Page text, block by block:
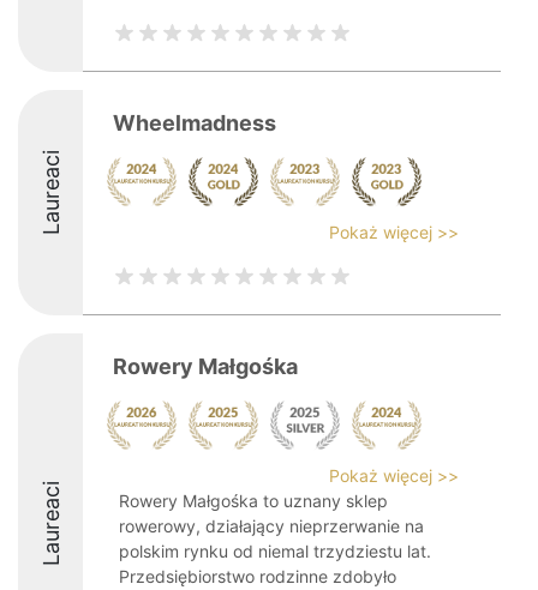
Laureaci
Wheelmadness
Pokaż więcej >>
Laureaci
Rowery Małgośka
Pokaż więcej >>
Rowery Małgośka to uznany sklep
rowerowy, działający nieprzerwanie na
polskim rynku od niemal trzydziestu lat.
Przedsiębiorstwo rodzinne zdobyło